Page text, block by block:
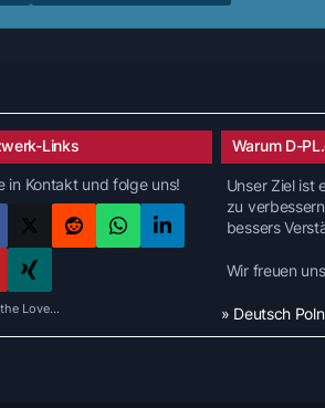
Links
in Kontakt und folge uns!
Love...
Warum D-
Unser Ziel ist
zu
bessers
Wir freuen
» Deutsch